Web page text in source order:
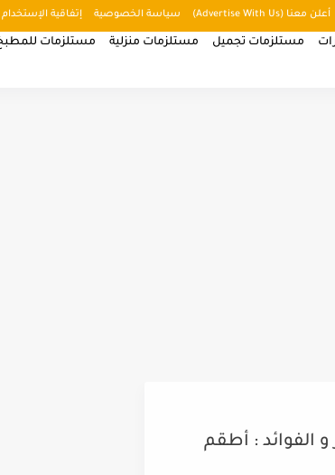
أعلن معنا (Advertise With Us) سياسة الخصوصية إتفاقية الإستخدام
مستلزمات تجميل مستلزمات منزلية مستلزمات
الفوائد : أطقم